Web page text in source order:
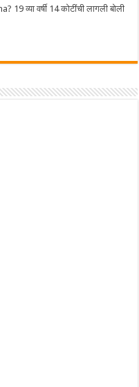
व्या वर्षी 14 कोटींची लागली बोली